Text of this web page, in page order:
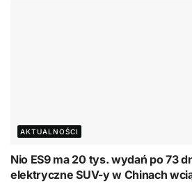
AKTUALNOŚCI
Nio ES9 ma 20 tys. wydań po 73
elektryczne SUV-y w Chinach